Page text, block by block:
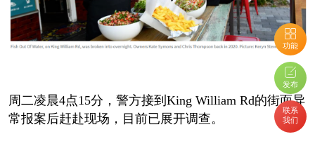
功能
发布
联系
我们
周二凌晨4点15分，警方接到King William Rd的街面异
常报案后赶赴现场，目前已展开调查。